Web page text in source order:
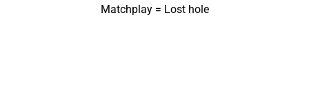
Matchplay = Lost hole